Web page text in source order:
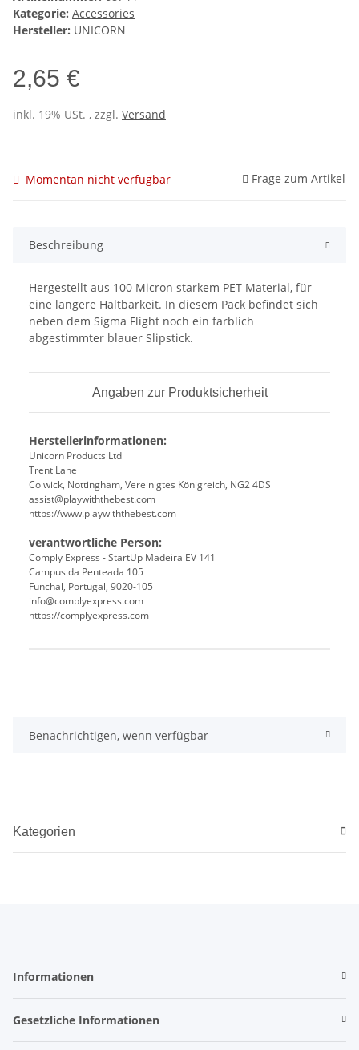
Kategorie: Accessories
Hersteller: UNICORN
2,65 €
inkl. 19% USt. , zzgl. Versand
Momentan nicht verfügbar Frage zum Artikel
Beschreibung
Hergestellt aus 100 Micron starkem PET Material, für
eine längere Haltbarkeit. In diesem Pack befindet sich
neben dem Sigma Flight noch ein farblich
abgestimmter blauer Slipstick.
Angaben zur Produktsicherheit
Herstellerinformationen:
Unicorn Products Ltd
Trent Lane
Colwick, Nottingham, Vereinigtes Königreich, NG2 4DS
assist@playwiththebest.com
https://www.playwiththebest.com
verantwortliche Person:
Comply Express - StartUp Madeira EV 141
Campus da Penteada 105
Funchal, Portugal, 9020-105
info@complyexpress.com
https://complyexpress.com
Benachrichtigen, wenn verfügbar
Kategorien
Informationen
Gesetzliche Informationen